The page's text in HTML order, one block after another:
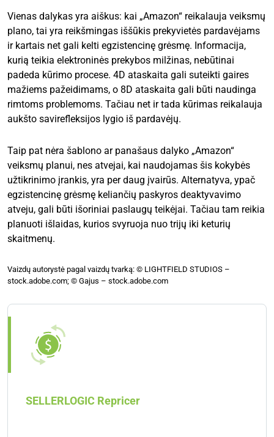
Vienas dalykas yra aiškus: kai „Amazon“ reikalauja veiksmų
plano, tai yra reikšmingas iššūkis prekyvietės pardavėjams
ir kartais net gali kelti egzistencinę grėsmę. Informacija,
kurią teikia elektroninės prekybos milžinas, nebūtinai
padeda kūrimo procese. 4D ataskaita gali suteikti gaires
mažiems pažeidimams, o 8D ataskaita gali būti naudinga
rimtoms problemoms. Tačiau net ir tada kūrimas reikalauja
aukšto savirefleksijos lygio iš pardavėjų.
Taip pat nėra šablono ar panašaus dalyko „Amazon“
veiksmų planui, nes atvejai, kai naudojamas šis kokybės
užtikrinimo įrankis, yra per daug įvairūs. Alternatyva, ypač
egzistencinę grėsmę keliančių paskyros deaktyvavimo
atveju, gali būti išoriniai paslaugų teikėjai. Tačiau tam reikia
planuoti išlaidas, kurios svyruoja nuo trijų iki keturių
skaitmenų.
Vaizdų autorystė pagal vaizdų tvarką: © LIGHTFIELD STUDIOS –
stock.adobe.com; © Gajus – stock.adobe.com
SELLERLOGIC Repricer